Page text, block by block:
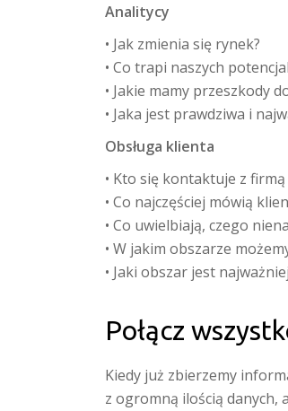
Analitycy
• Jak zmienia się rynek?
• Co trapi naszych
• Jakie mamy przeszkody
• Jaka jest prawdziwa i
Obsługa klienta
• Kto się kontaktuje z firmą
• Co najczęściej mówią
• Co uwielbiają, czego
• W jakim obszarze
• Jaki obszar jest
Połącz
Kiedy już zbierzemy
z ogromną ilością danych,